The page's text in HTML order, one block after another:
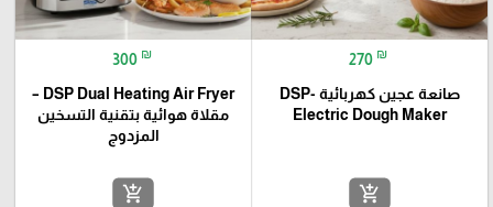
270 ₪
صانعة عجين كهربائية -DSP
Electric Dough Maker
add_shopping_cart
300 ₪
DSP Dual Heating Air Fryer –
مقلاة هوائية بتقنية التسخين
المزدوج
add_shopping_cart